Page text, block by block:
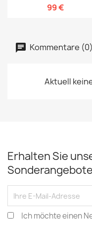
99 €
Kommentare (0)
Aktuell
Erhalten Sie
Sonderangebote
Ich möchte einen